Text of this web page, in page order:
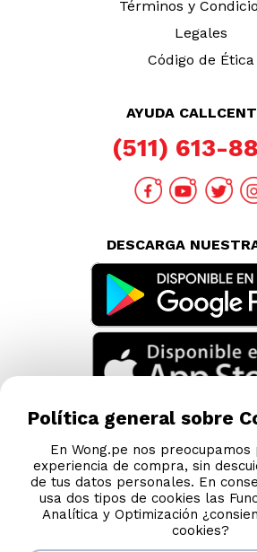
Política general sobre
En Wong.pe nos
experiencia de compra, sin
de tus datos personales. En
usa dos tipos de cookies las
Analítica y Optimización